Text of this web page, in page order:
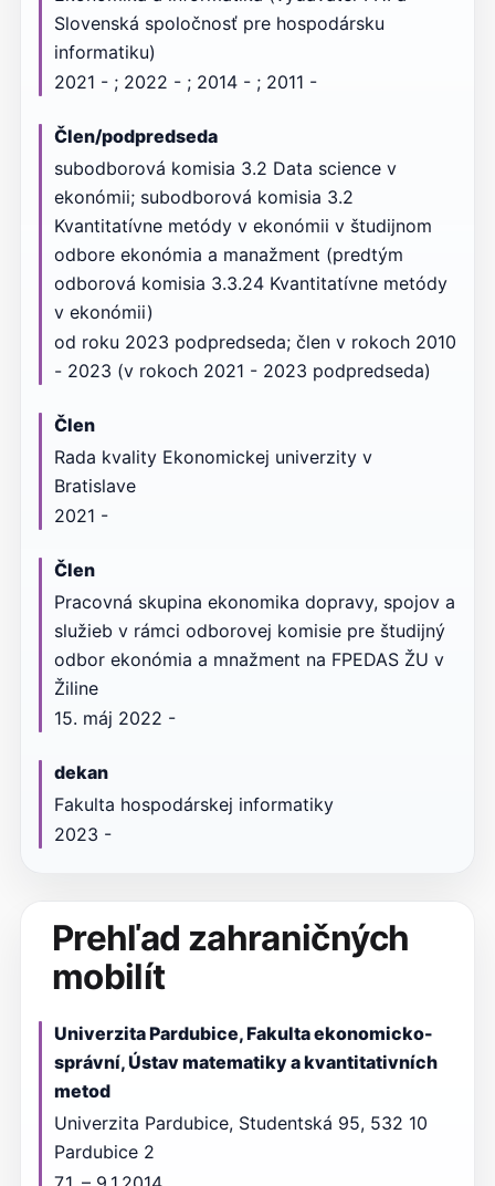
Slovenská spoločnosť pre hospodársku
informatiku)
2021 - ; 2022 - ; 2014 - ; 2011 -
Člen/podpredseda
subodborová komisia 3.2 Data science v
ekonómii; subodborová komisia 3.2
Kvantitatívne metódy v ekonómii v študijnom
odbore ekonómia a manažment (predtým
odborová komisia 3.3.24 Kvantitatívne metódy
v ekonómii)
od roku 2023 podpredseda; člen v rokoch 2010
- 2023 (v rokoch 2021 - 2023 podpredseda)
Člen
Rada kvality Ekonomickej univerzity v
Bratislave
2021 -
Člen
Pracovná skupina ekonomika dopravy, spojov a
služieb v rámci odborovej komisie pre študijný
odbor ekonómia a mnažment na FPEDAS ŽU v
Žiline
15. máj 2022 -
dekan
Fakulta hospodárskej informatiky
2023 -
Prehľad zahraničných
mobilít
Univerzita Pardubice, Fakulta ekonomicko-
správní, Ústav matematiky a kvantitativních
metod
Univerzita Pardubice, Studentská 95, 532 10
Pardubice 2